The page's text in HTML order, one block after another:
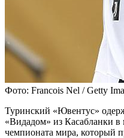
Фото: Francois Nel / Getty
Туринский «Ювентус»
«Видадом» из Касабланки в
чемпионата мира, который